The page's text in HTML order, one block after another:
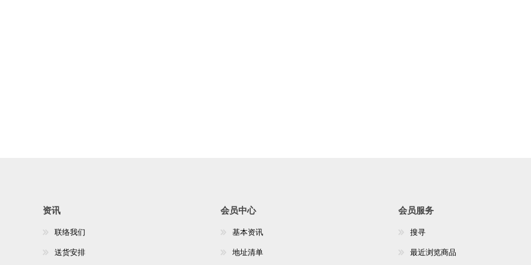
资讯
联络我们
送货安排
会员中心
基本资讯
地址清单
会员服务
搜寻
最近浏览商品